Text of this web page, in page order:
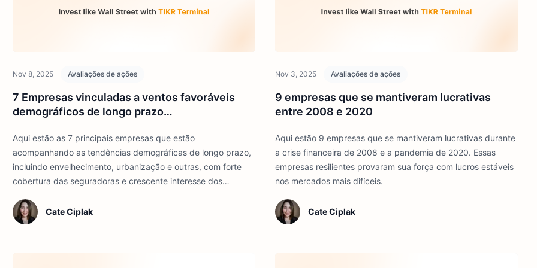
Nov 8, 2025 Avaliações de ações
7 Empresas vinculadas a ventos favoráveis
demográficos de longo prazo
Aqui estão as 7 principais empresas que estão
acompanhando as tendências demográficas de longo prazo,
incluindo envelhecimento, urbanização e outras, com forte
cobertura das seguradoras e crescente interesse dos
Cate Ciplak
Nov 3, 2025 Avaliações de ações
9 empresas que se mantiveram lucrativas
entre 2008 e 2020
Aqui estão 9 empresas que se mantiveram lucrativas durante
a crise financeira de 2008 e a pandemia de 2020. Essas
empresas resilientes provaram sua força com lucros estáveis
nos mercados mais difíceis.
Cate Ciplak